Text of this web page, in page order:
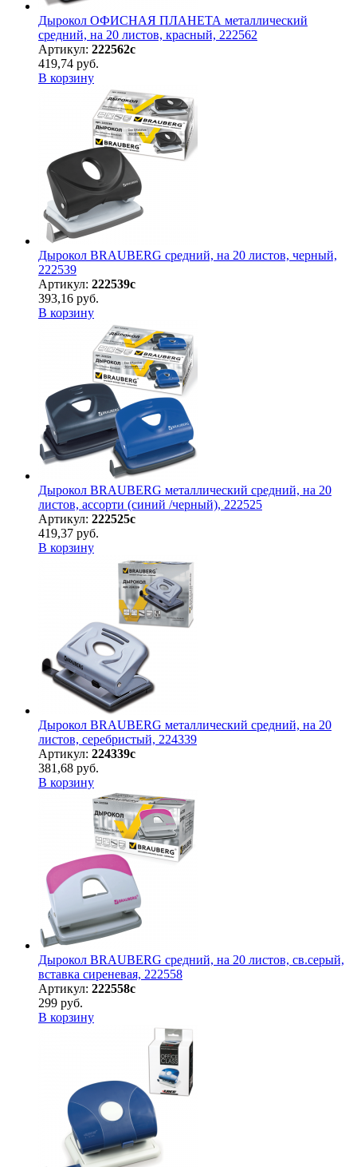
Дырокол ОФИСНАЯ ПЛАНЕТА металлический
средний, на 20 листов, красный, 222562
Артикул: 222562с
419,74 руб.
В корзину
Дырокол BRAUBERG средний, на 20 листов, черный,
222539
Артикул: 222539с
393,16 руб.
В корзину
Дырокол BRAUBERG металлический средний, на 20
листов, ассорти (синий /черный), 222525
Артикул: 222525с
419,37 руб.
В корзину
Дырокол BRAUBERG металлический средний, на 20
листов, серебристый, 224339
Артикул: 224339с
381,68 руб.
В корзину
Дырокол BRAUBERG средний, на 20 листов, св.серый,
вставка сиреневая, 222558
Артикул: 222558с
299 руб.
В корзину